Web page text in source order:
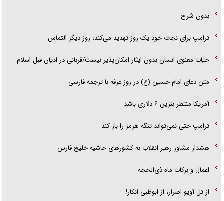
بدون شرح
ترامپ برای نجات خود یک روز تهدید می‌کند؛ روز دیگر التماس
حیات معنوی انسان بدون ایثار امکان‌پذیر نیست/قربانی در ادیان قبل اسلام
متن دعای امام حسین (ع) در روز عرفه با ترجمه فارسی
آمریکا منتظر بنزین ۶ دلاری باشد
ترامپ حتی نمی‌تواند تنگه هرمز را باز کند
هشدار مشاور رهبر انقلاب به کشور‌های حاشیه خلیج فارس
اعمال و برکات ماه ذی‌الحجه
از تل آویو اصرار، از ابوظبی انکار!